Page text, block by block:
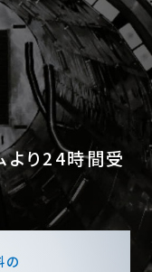
より24時間受
の